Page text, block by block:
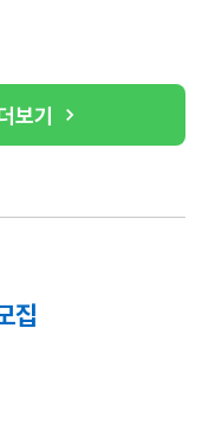
보기
집